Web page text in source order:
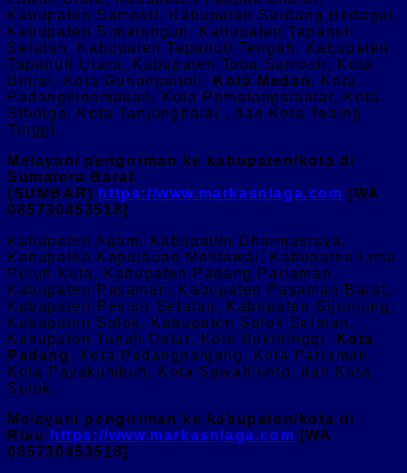
Kabupaten Samosir, Kabupaten Serdang Bedagai,
Kabupaten Simalungun, Kabupaten Tapanuli
Selatan, Kabupaten Tapanuli Tengah, Kabupaten
Tapanuli Utara, Kabupaten Toba Samosir, Kota
Binjai, Kota Gunungsitoli,
Kota Medan, Kota
Padangsidempuan, Kota Pematangsiantar, Kota
Sibolga, Kota Tanjungbalai , dan Kota Tebing
Tinggi.
Melayani pengiriman ke kabupaten/kota di
Sumatera Barat
(SUMBAR) https://www.markasniaga.com [WA
085730453518]
Kabupaten Agam, Kabupaten Dharmasraya,
Kabupaten Kepulauan Mentawai, Kabupaten Lima
Puluh Kota, Kabupaten Padang Pariaman,
Kabupaten Pasaman, Kabupaten Pasaman Barat,
Kabupaten Pesisir Selatan, Kabupaten Sijunjung,
Kabupaten Solok, Kabupaten Solok Selatan,
Kabupaten Tanah Datar, Kota Bukittinggi,
Kota
Padang , Kota Padangpanjang, Kota Pariaman,
Kota Payakumbuh, Kota Sawahlunto, dan Kota
Solok.
Melayani pengiriman ke kabupaten/kota di
Riau
https://www.markasniaga.com [WA
085730453518]